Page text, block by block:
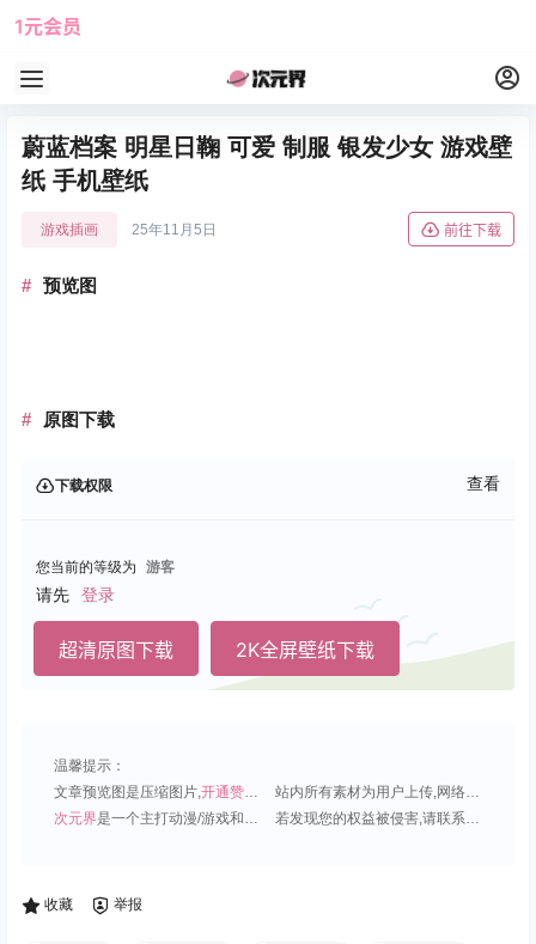
1元会员
蔚蓝档案 明星日鞠 可爱 制服 银发少女 游戏壁
纸 手机壁纸
游戏插画 25年11月5日 前往下载
预览图
原图下载
下载权限 查看
您当前的等级为 游客
请先 登录
超清原图下载 2K全屏壁纸下载
温馨提示：
文章预览图是压缩图片,开通赞助会员 可免费下载超清原图;
站内所有素材为用户上传,网络分享或原创,请勿用于商业用途;
次元界是一个主打动漫/游戏和虚拟偶像角色的插画壁纸平台; 若发现您的权益被侵害,请联系QQ1815919191,我们尽快处理.
收藏 举报